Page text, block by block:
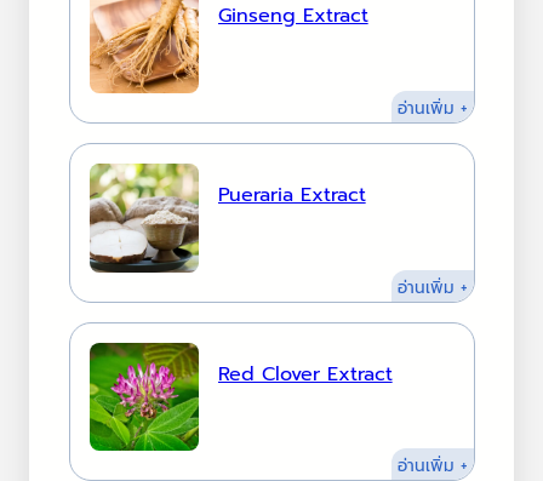
อ่านเพิ่ม +
Extract
Ginseng Extract
อ่านเพิ่ม +
Extract
Pueraria Extract
อ่านเพิ่ม +:
Red Clover Extract